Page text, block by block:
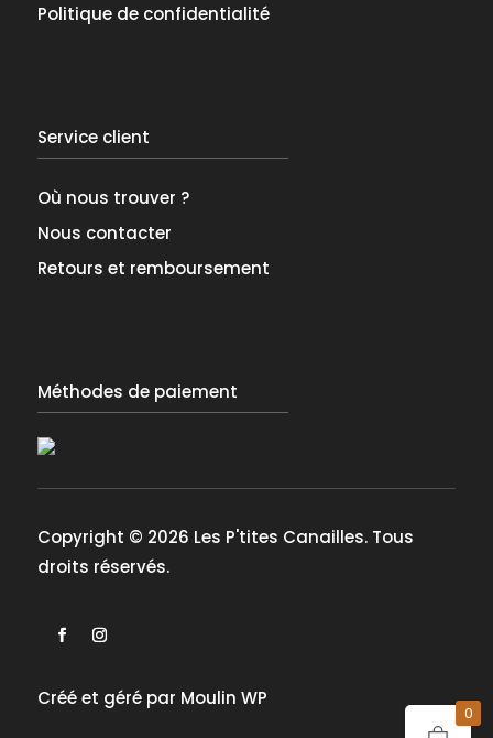
Politique de confidentialité
Service client
Où nous trouver ?
Nous contacter
Retours et remboursement
Méthodes de paiement
Copyright © 2026 Les P'tites Canailles. Tous
droits réservés.
Créé et géré par Moulin WP
0